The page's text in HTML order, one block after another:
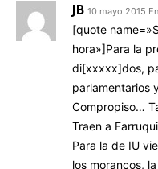
JB 10 mayo 2015
[quote
hora»]Para la
di[xxxxx]dos,
parlamentarios
Compropiso…
Traen a
Para la de IU
los morancos,